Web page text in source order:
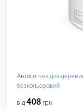
Антисептик для
безкольоровий
від 408 грн